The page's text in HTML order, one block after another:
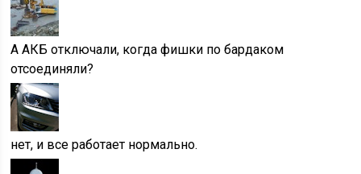
А АКБ отключали, когда фишки по бардаком
отсоединяли?
нет, и все работает нормально.